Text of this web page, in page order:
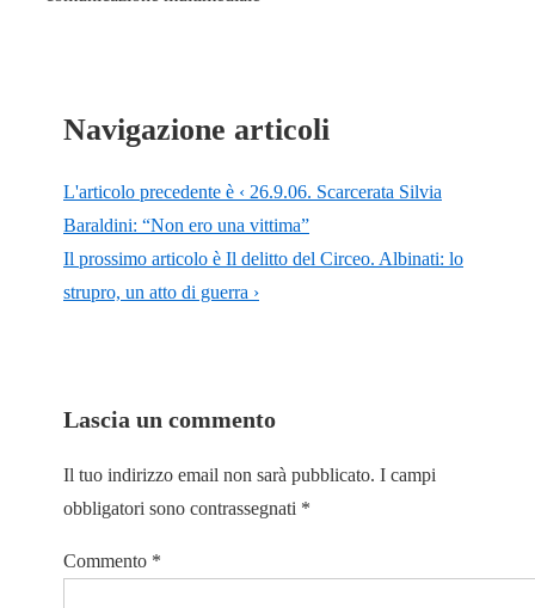
Navigazione articoli
L'articolo precedente è ‹ 26.9.06. Scarcerata Silvia
Baraldini: “Non ero una vittima”
Il prossimo articolo è Il delitto del Circeo. Albinati: lo
strupro, un atto di guerra ›
Lascia un commento
Il tuo indirizzo email non sarà pubblicato. I campi
obbligatori sono contrassegnati *
Commento *